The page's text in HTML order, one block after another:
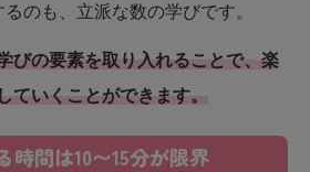
のも、立派な数の学びです。
びの要素を取り入れることで、楽
ていくことができます。
時間は10〜15分が限界